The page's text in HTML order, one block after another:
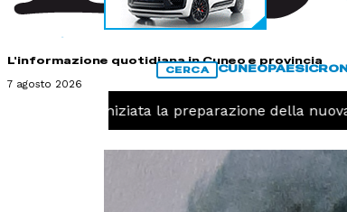
L'informazione quotidiana in Cuneo e provincia
7 agosto 2026
CERCA CUNEOPAESI
Pallavolo, iniziata la preparazione della nuova